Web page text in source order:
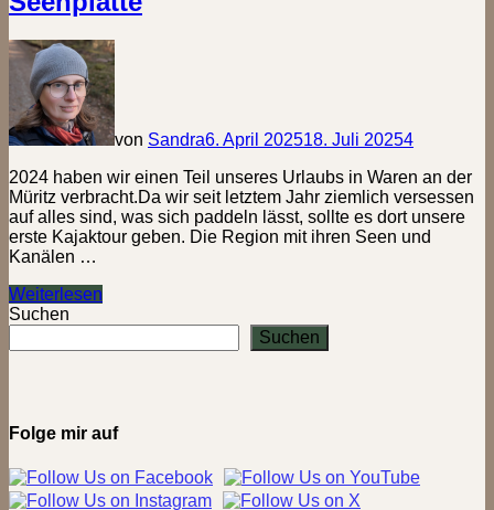
von Sandra6. April 202518. Juli 20254
2024 haben wir einen Teil unseres Urlaubs in Waren an der
Müritz verbracht.Da wir seit letztem Jahr ziemlich versessen
auf alles sind, was sich paddeln lässt, sollte es dort unsere
erste Kajaktour geben. Die Region mit ihren Seen und
Kanälen …
Pommes
bei
Paul
der
Seenplatte
Weiterlesen
Suchen
Suchen
Folge mir auf